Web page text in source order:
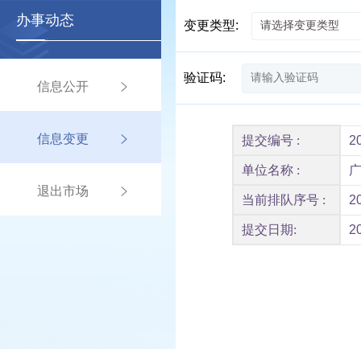
办事动态
信息公开
信息变更
退出市场
变更类型:
验证码:
提交编号 :
单位名称 :
当前排队序号 :
提交日期: